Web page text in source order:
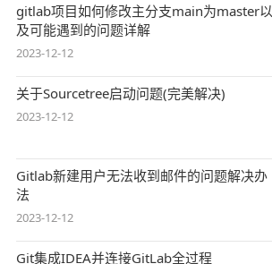
gitlab项目如何修改主分支main为master以
及可能遇到的问题详解
2023-12-12
关于Sourcetree启动问题(完美解决)
2023-12-12
Gitlab新建用户无法收到邮件的问题解决办
法
2023-12-12
Git集成IDEA并连接GitLab全过程